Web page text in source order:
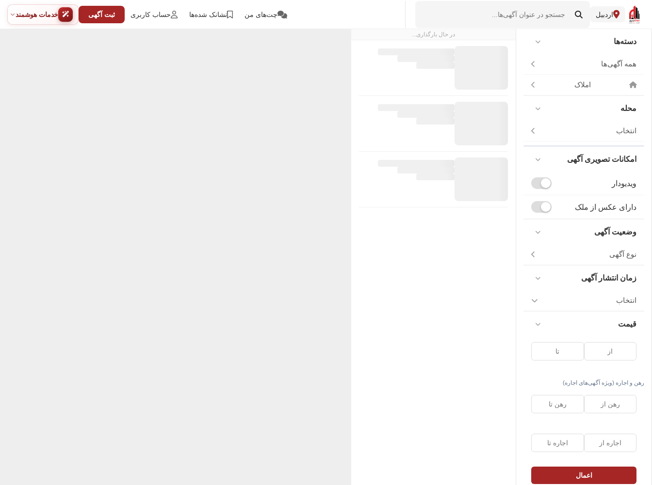
اردبیل خدمات هوشمند ثبت آگهی حساب کاربری نشانک شده‌ها چت‌های من
دسته‌ها
همه آگهی‌ها
املاک
محله
انتخاب
امکانات تصویری آگهی
ویدیودار
دارای عکس از ملک
وضعیت آگهی
نوع آگهی
زمان انتشار آگهی
انتخاب
قیمت
رهن و اجاره (ویژه آگهی‌های اجاره)
اعمال
در حال بارگذاری...